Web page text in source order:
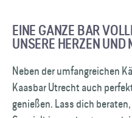
EINE GANZE BAR
UNSERE HERZEN UND
Neben der umfangreichen
Kaasbar Utrecht auch
genießen. Lass dich